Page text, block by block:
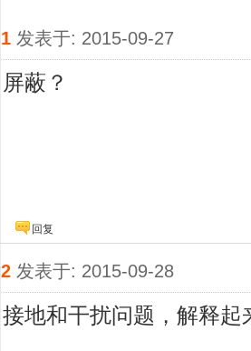
1 发表于: 2015-09-27
屏蔽？
回复
2 发表于: 2015-09-28
接地和干扰问题，解释